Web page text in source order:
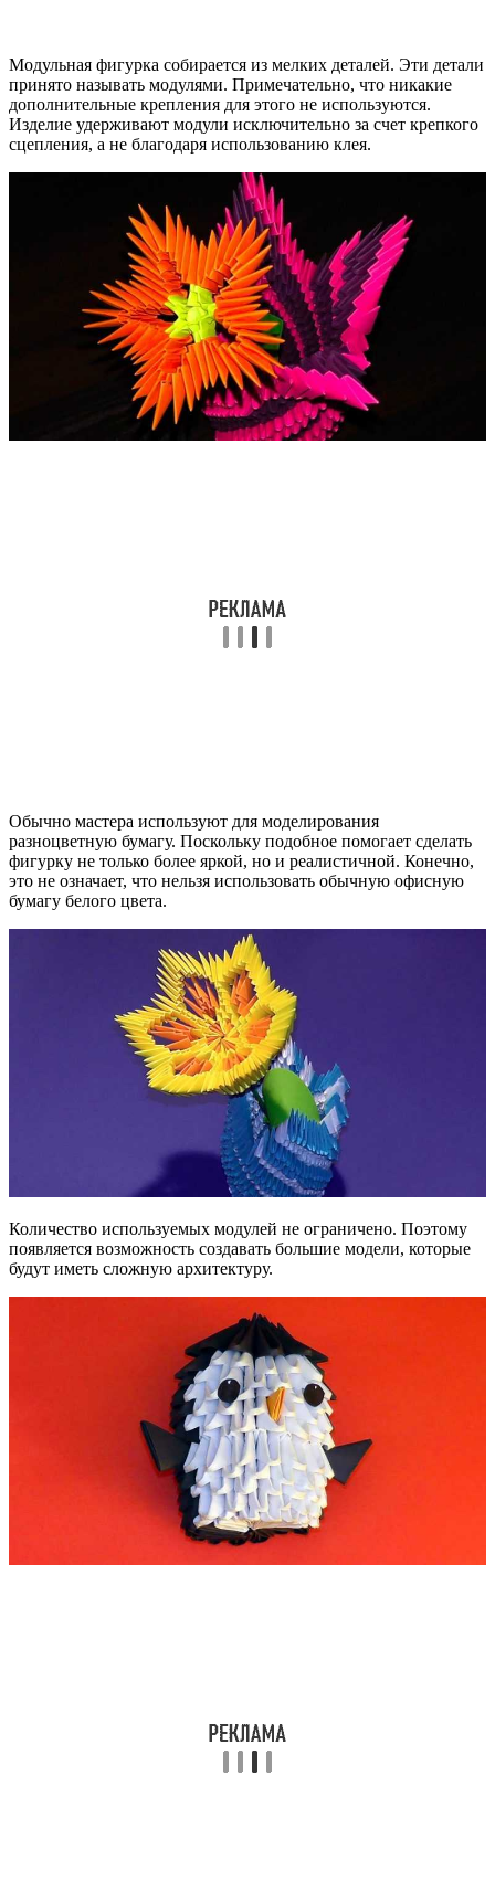
Модульная фигурка собирается из мелких деталей. Эти детали
принято называть модулями. Примечательно, что никакие
дополнительные крепления для этого не используются.
Изделие удерживают модули исключительно за счет крепкого
сцепления, а не благодаря использованию клея.
Обычно мастера используют для моделирования
разноцветную бумагу. Поскольку подобное помогает сделать
фигурку не только более яркой, но и реалистичной. Конечно,
это не означает, что нельзя использовать обычную офисную
бумагу белого цвета.
Количество используемых модулей не ограничено. Поэтому
появляется возможность создавать большие модели, которые
будут иметь сложную архитектуру.